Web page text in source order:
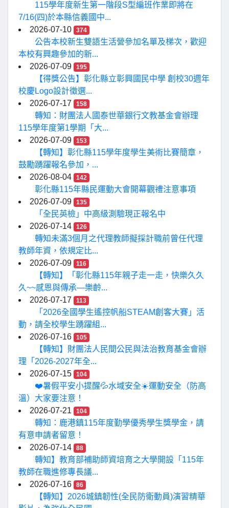
115學年度新生第一階段S型編班作業即將在
7/16(四)於本縣信義國中...
2026-07-10
374
公告本校新生雙語生活營參加名單及梯次，歡迎
本校有興趣參加的新...
2026-07-09
195
【得獎公告】彰化縣立彰興國民中學 創校30週年
校慶Logo設計徵選...
2026-07-17
158
轉知：財團法人國泰世華銀行文教基金會辦理
115學年度第1學期「大...
2026-07-09
153
【轉知】彰化縣115學年度學生美術比賽簡章，
鼓勵踴躍報名參加，...
2026-08-04
142
彰化縣115年縣民運動大會開幕觀禮注意事項
2026-07-09
135
「全民英檢」中高級測驗現正報名中
2026-07-14
126
轉知未滿3個月之代理教師擬採計職前曾任代理
教師年資，依規定比...
2026-07-09
116
【轉知】「彰化縣115年親子走一走，快樂久久
久~~感恩與傳承—樂齡...
2026-07-17
113
「2026全國學生遙控帆船STEAM創客大賽」活
動，請全校學生踴躍組...
2026-07-16
105
【轉知】財團法人民間公民與法治教育基金會辦
理「2026-2027年全...
2026-07-15
104
❤️暑假平安小提醒💦水域安全☀️運動安全（防高
溫）大家要注意！
2026-07-21
104
轉知：鹿港鎮115年度勤學優秀學生獎學金，請
有意申請者留意！
2026-07-14
88
轉知】教育部補助師資培育之大學開設「115年
教師在職進修專長議...
2026-07-16
86
【轉知】2026城鎮韌性(全民防衛動員)演習精華